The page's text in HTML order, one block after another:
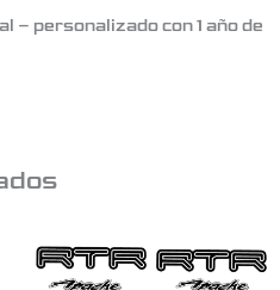
– personalizado con 1 año de